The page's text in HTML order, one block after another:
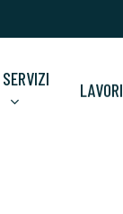
SERVIZI
LAVORI